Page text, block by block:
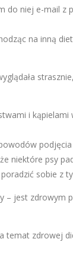
do niej e-mail z
na inną
i
niektóre psy
sobie z
– jest zdrowym
temat zdrowej